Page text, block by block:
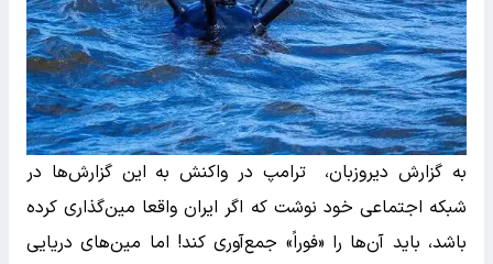
به گزارش دیروزبان، ترامپ در واکنش به این گزارش‌ها در
شبکه اجتماعی خود نوشت که اگر ایران واقعا مین‌گذاری کرده
باشد، باید آن‌ها را «فوراً» جمع‌آوری کند! اما مین‌های دریایی